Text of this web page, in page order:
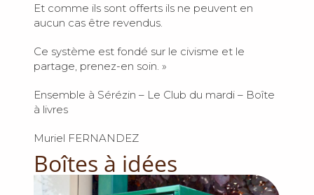
Et comme ils sont offerts ils ne peuvent en
aucun cas être revendus.
Ce système est fondé sur le civisme et le
partage, prenez-en soin. »
Ensemble à Sérézin – Le Club du mardi – Boîte
à livres
Muriel FERNANDEZ
Boîtes à idées